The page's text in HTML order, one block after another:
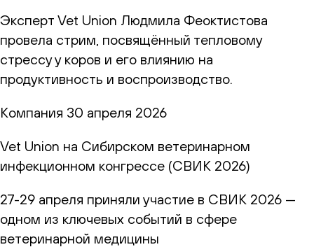
Эксперт Vet Union Людмила Феоктистова
провела стрим, посвящённый тепловому
стрессу у коров и его влиянию на
продуктивность и воспроизводство.
Компания 30 апреля 2026
Vet Union на Сибирском ветеринарном
инфекционном конгрессе (СВИК 2026)
27-29 апреля приняли участие в СВИК 2026 —
одном из ключевых событий в сфере
ветеринарной медицины